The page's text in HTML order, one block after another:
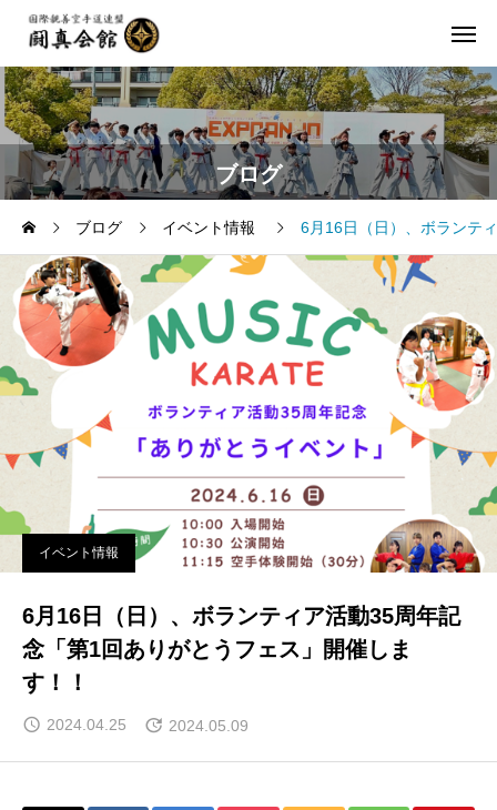
ブログ
ブログ イベント情報 6月16日（日）、ボランテ
イベント情報
6月16日（日）、ボランティア活動35周年記
念「第1回ありがとうフェス」開催しま
す！！
2024.04.25 2024.05.09